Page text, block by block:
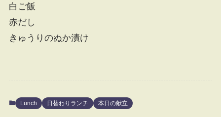
白ご飯
赤だし
きゅうりのぬか漬け
Lunch 日替わりランチ 本日の献立